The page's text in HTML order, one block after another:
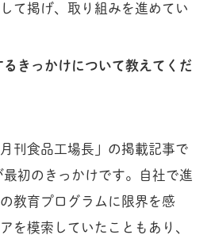
て掲げ、取り組みを進めてい
っかけについて教えてくだ
刊食品工場長」の掲載記事で
初のきっかけです。自社で進
教育プログラムに限界を感
を模索していたこともあり、